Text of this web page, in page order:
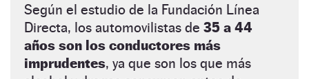
Según el estudio de la Fundación Línea
Directa, los automovilistas de 35 a 44
años son los conductores más
imprudentes, ya que son los que más